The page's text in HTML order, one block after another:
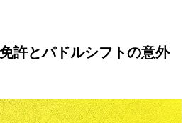
許とパドルシフトの意外